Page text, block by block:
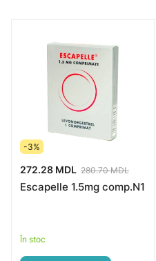
-3%
272.28 MDL 280.70 MDL
Escapelle 1.5mg comp.N1
În stoc